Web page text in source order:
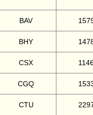
BAV
BHY
CSX
CGQ
CTU